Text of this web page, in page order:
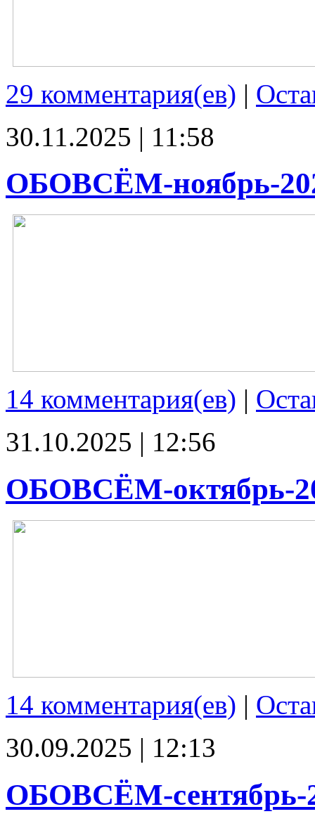
29 комментария(ев) |
30.11.2025 | 11:58
ОБОВСЁМ-ноябрь-
14 комментария(ев) |
31.10.2025 | 12:56
ОБОВСЁМ-октябрь-
14 комментария(ев) |
30.09.2025 | 12:13
ОБОВСЁМ-сентябрь-